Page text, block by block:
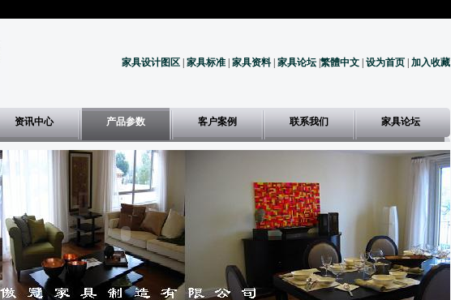
家具设计图区 家具标准 家具资料 家具论坛 繁體中文 设为首页 加入收藏
资讯中心 产品参数 客户案例 联系我们 家具论坛